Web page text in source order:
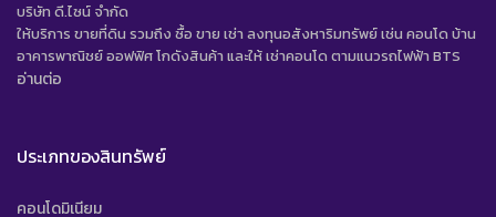
บริษัท ดี.ไซน์ จํากัด
ให้บริการ ขายที่ดิน รวมถึง ซื้อ ขาย เช่า ลงทุนอสังหาริมทรัพย์ เช่น คอนโด บ้าน
อาคารพาณิชย์ ออฟฟิศ โกดังสินค้า และให้ เช่าคอนโด ตามแนวรถไฟฟ้า BTS
อ่านต่อ
ประเภทของสินทรัพย์
คอนโดมิเนียม